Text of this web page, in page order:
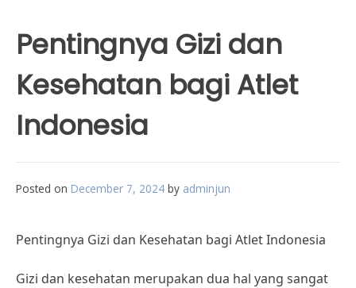
Pentingnya Gizi dan
Kesehatan bagi Atlet
Indonesia
Posted on December 7, 2024 by adminjun
Pentingnya Gizi dan Kesehatan bagi Atlet Indonesia
Gizi dan kesehatan merupakan dua hal yang sangat